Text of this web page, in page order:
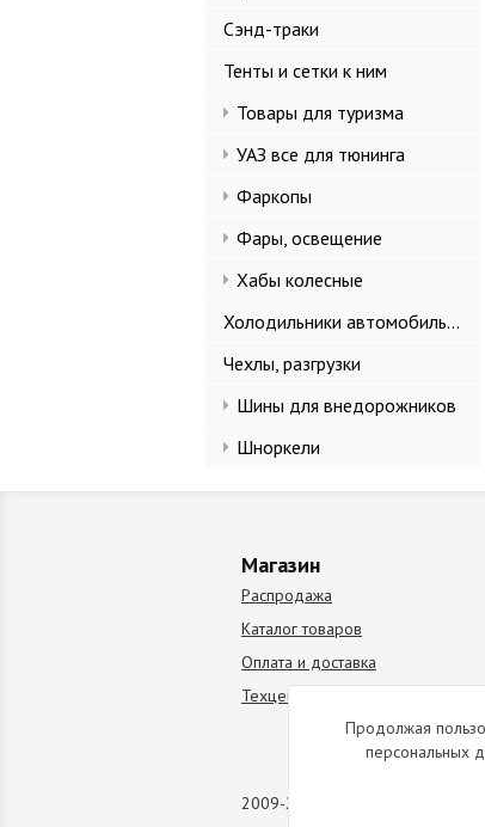
Сэнд-траки
Тенты и сетки к ним
Товары для туризма
УАЗ все для тюнинга
Фаркопы
Фары, освещение
Хабы колесные
Холодильники автомобильные
Чехлы, разгрузки
Шины для внедорожников
Шноркели
Магазин
Распродажа
Каталог товаров
Оплата и доставка
Техцентр
2009-2026 © Все права
Продолжая
персональных